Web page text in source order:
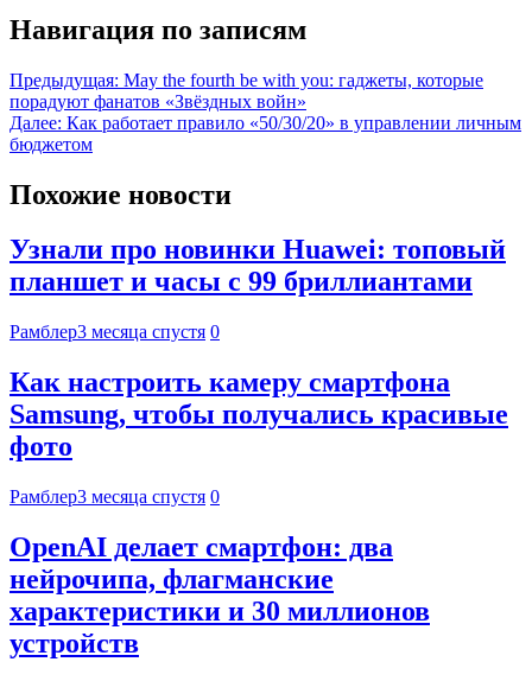
Навигация по записям
Предыдущая: May the fourth be with you: гаджеты, которые
порадуют фанатов «Звёздных войн»
Далее: Как работает правило «50/30/20» в управлении личным
бюджетом
Похожие новости
Узнали про новинки Huawei: топовый
планшет и часы с 99 бриллиантами
Рамблер3 месяца спустя 0
Как настроить камеру смартфона
Samsung, чтобы получались красивые
фото
Рамблер3 месяца спустя 0
OpenAI делает смартфон: два
нейрочипа, флагманские
характеристики и 30 миллионов
устройств